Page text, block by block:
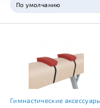
По умолчанию
Гимнастические